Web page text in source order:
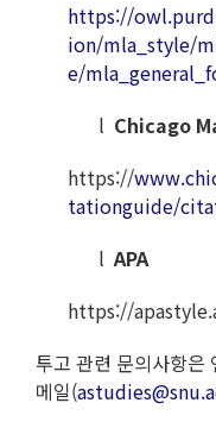
https://
ion/mla_style/
e/
l Chicago
https://
tationguide/
lAPA
https://
투고 관련 문의사항
메일(